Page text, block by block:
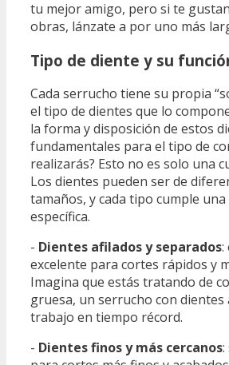
tu mejor amigo, pero si te
obras, lánzate a por uno más
Tipo de diente y su
Cada serrucho tiene su propia
el tipo de dientes que lo
la forma y disposición de estos
fundamentales para el tipo de
realizarás? Esto no es solo una
Los dientes pueden ser de
tamaños, y cada tipo cumple
específica.
- Dientes afilados y separados:
excelente para cortes rápidos y
Imagina que estás tratando de
gruesa, un serrucho con dientes
trabajo en tiempo récord.
- Dientes finos y más cercanos